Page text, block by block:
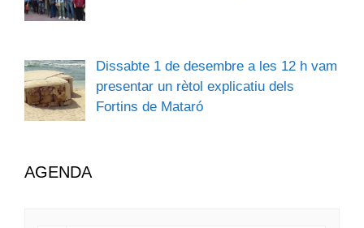
Dissabte 1 de desembre a les 12 h vam
presentar un rètol explicatiu dels
Fortins de Mataró
AGENDA